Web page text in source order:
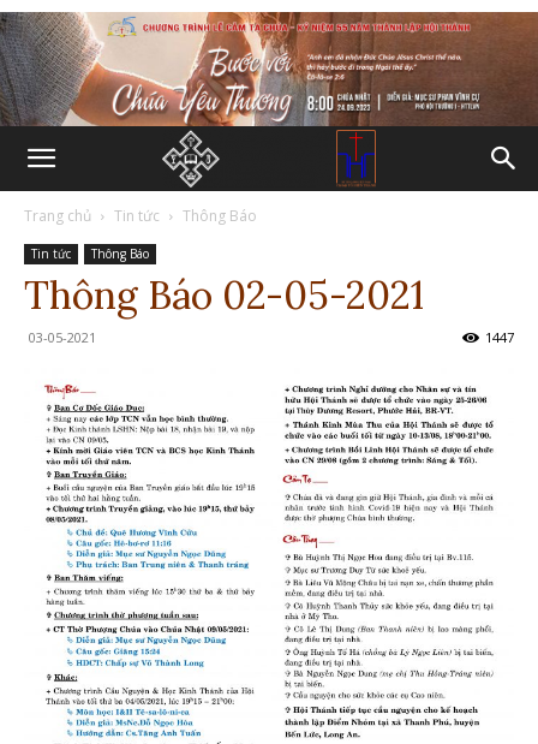
Trang chủ Tin tức Thông Báo
Tin tức Thông Báo
Thông Báo 02-05-2021
03-05-2021 1447